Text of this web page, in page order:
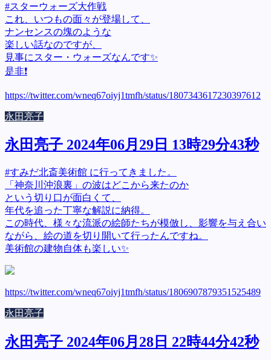
#スターウォーズ大作戦
これ、いつもの面々が登場して、
ナンセンスの塊のような
楽しい話なのですが、
見事にスター・ウォーズなんです✨
是非❗
https://twitter.com/wneq67oiyj1tmfh/status/1807343617230397612
永田亮子
永田亮子 2024年06月29日 13時29分43秒
#すみだ北斎美術館 に行ってきました。
「神奈川沖浪裏」の波はどこから来たのか
という切り口が面白くて、
年代を追った丁寧な解説に納得。
この時代、様々な流派の絵師たちが模倣し、影響を与え合い
ながら、絵の道を切り開いて行ったんですね。
美術館の建物自体も楽しい✨
https://twitter.com/wneq67oiyj1tmfh/status/1806907879351525489
永田亮子
永田亮子 2024年06月28日 22時44分42秒